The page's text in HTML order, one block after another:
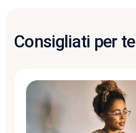
Consigliati per te